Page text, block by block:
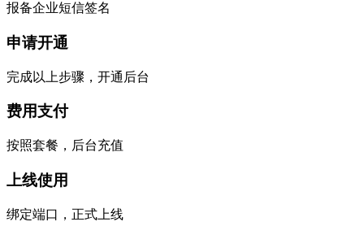
报备企业短信签名
申请开通
完成以上步骤，开通后台
费用支付
按照套餐，后台充值
上线使用
绑定端口，正式上线